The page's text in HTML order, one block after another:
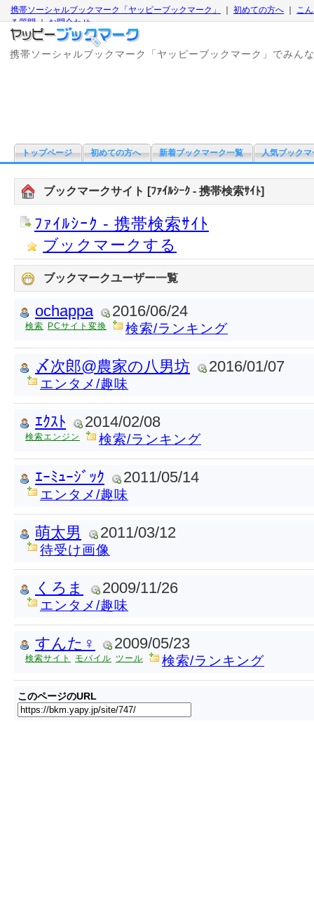
携帯ソーシャルブックマーク「ヤッピーブックマーク」 初めての方へ
こ
る質問｜お問合わせ
携帯ソーシャルブックマーク「ヤッピーブックマーク」でみん
トップページ 初めての方へ 新着ブックマーク一覧 人気ブックマ
ブックマークサイト [ﾌｧｲﾙｼｰｸ - 携帯検索ｻｲﾄ]
ﾌｧｲﾙｼｰｸ - 携帯検索ｻｲﾄ
ブックマークする
ブックマークユーザー一覧
ochappa 2016/06/24
検索 PCサイト変換 検索/ランキング
〆次郎@農家の八男坊 2016/01/07
エンタメ/趣味
ｴｸｽﾄ 2014/02/08
検索エンジン 検索/ランキング
ｴｰﾐｭｰｼﾞｯｸ 2011/05/14
エンタメ/趣味
萌太男 2011/03/12
待受け画像
くろま 2009/11/26
エンタメ/趣味
すんた♀ 2009/05/23
検索サイト モバイル ツール 検索/ランキング
このページのURL